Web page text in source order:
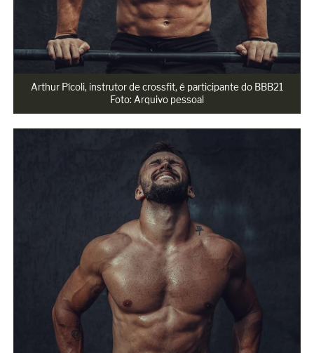
Arthur Pícoli, instrutor de crossfit, é participante do BBB21
Foto: Arquivo pessoal